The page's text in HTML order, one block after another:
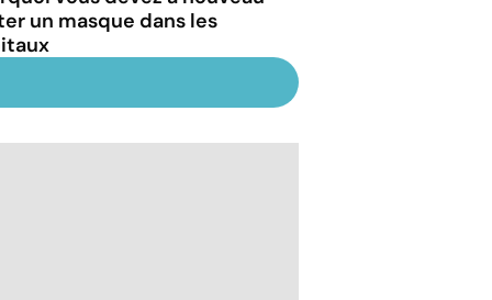
un masque dans les